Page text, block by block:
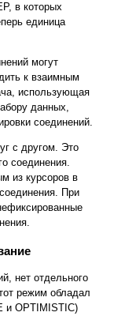
в которых
единица
могут
к взаимным
использующая
данных,
соединений.
с другом. Это
соединения.
из курсоров в
При
нет отдельного
режим обладал
и OPTIMISTIC)